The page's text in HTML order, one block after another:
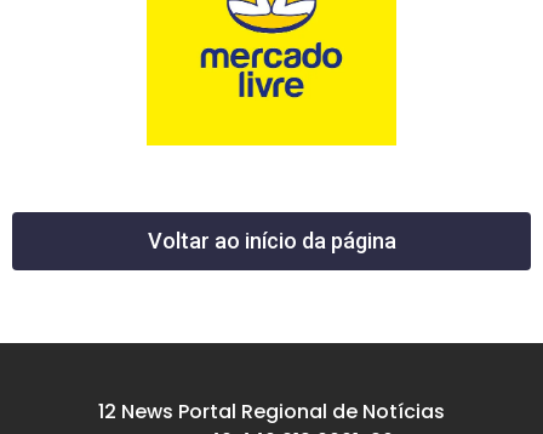
Voltar ao início da página
12 News Portal Regional de Notícias